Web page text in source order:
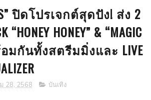
ปิดโปรเจกต์สุดปัง! ส่ง 2
“HONEY HONEY” & “MAGIC
อมกันทั้งสตรีมมิ่งและ LIVE
28, 2568 บันเทิง